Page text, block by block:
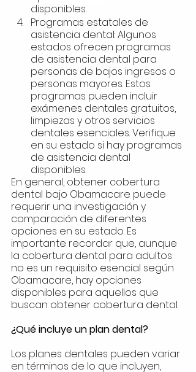
disponibles.
Programas estatales de
asistencia dental: Algunos
estados ofrecen programas
de asistencia dental para
personas de bajos ingresos o
personas mayores. Estos
programas pueden incluir
exámenes dentales gratuitos,
limpiezas y otros servicios
dentales esenciales. Verifique
en su estado si hay programas
de asistencia dental
disponibles.
En general, obtener cobertura
dental bajo Obamacare puede
requerir una investigación y
comparación de diferentes
opciones en su estado. Es
importante recordar que, aunque
la cobertura dental para adultos
no es un requisito esencial según
Obamacare, hay opciones
disponibles para aquellos que
buscan obtener cobertura dental.
¿Qué incluye un plan dental?
Los planes dentales pueden variar
en términos de lo que incluyen,